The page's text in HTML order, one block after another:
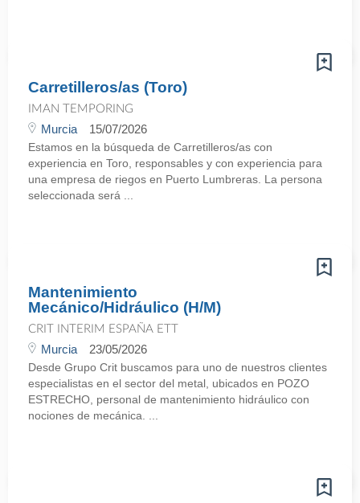
Carretilleros/as (Toro)
IMAN TEMPORING
Murcia 15/07/2026
Estamos en la búsqueda de Carretilleros/as con
experiencia en Toro, responsables y con experiencia para
una empresa de riegos en Puerto Lumbreras. La persona
seleccionada será ...
Mantenimiento
Mecánico/Hidráulico (H/M)
CRIT INTERIM ESPAÑA ETT
Murcia 23/05/2026
Desde Grupo Crit buscamos para uno de nuestros clientes
especialistas en el sector del metal, ubicados en POZO
ESTRECHO, personal de mantenimiento hidráulico con
nociones de mecánica. ...